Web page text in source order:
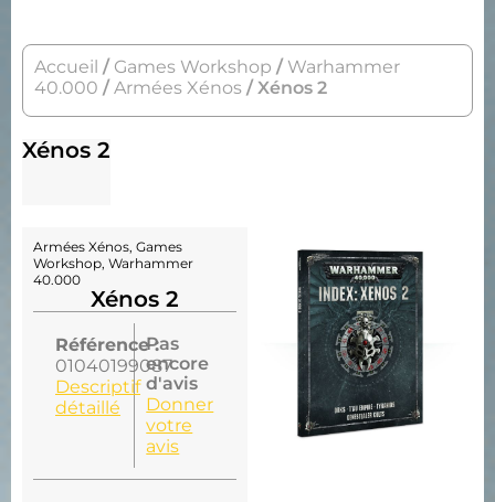
Accueil / Games Workshop / Warhammer
40.000 /Armées Xénos / Xénos 2
Xénos 2
Armées Xénos, Games
Workshop, Warhammer
40.000
Xénos 2
Référence :
01040199087
Descriptif
détaillé
Pas
encore
d'avis
Donner
votre
avis